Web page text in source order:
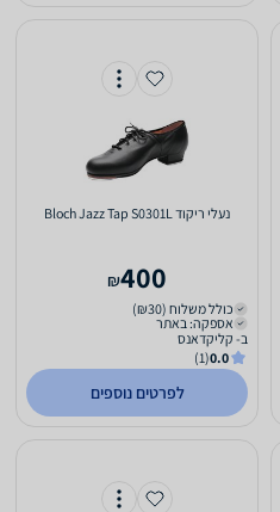
‏נעלי ריקוד Bloch Jazz Tap S0301L
400
₪
כולל משלוח (₪30)
אספקה: באתר
ב- קליקדאנס
0.0
(1)
לפרטים נוספים